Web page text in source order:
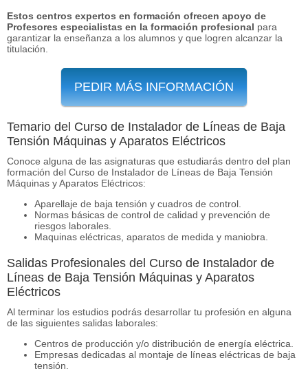
Estos centros expertos en formación ofrecen apoyo de
Profesores especialistas en la formación profesional para
garantizar la enseñanza a los alumnos y que logren alcanzar la
titulación.
PEDIR MÁS INFORMACIÓN
Temario del Curso de Instalador de Líneas de Baja
Tensión Máquinas y Aparatos Eléctricos
Conoce alguna de las asignaturas que estudiarás dentro del plan
formación del Curso de Instalador de Líneas de Baja Tensión
Máquinas y Aparatos Eléctricos:
Aparellaje de baja tensión y cuadros de control.
Normas básicas de control de calidad y prevención de
riesgos laborales.
Maquinas eléctricas, aparatos de medida y maniobra.
Salidas Profesionales del Curso de Instalador de
Líneas de Baja Tensión Máquinas y Aparatos
Eléctricos
Al terminar los estudios podrás desarrollar tu profesión en alguna
de las siguientes salidas laborales:
Centros de producción y/o distribución de energía eléctrica.
Empresas dedicadas al montaje de líneas eléctricas de baja
tensión.